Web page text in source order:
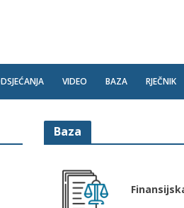
VIDEO BAZA RJEČNIK
Baza